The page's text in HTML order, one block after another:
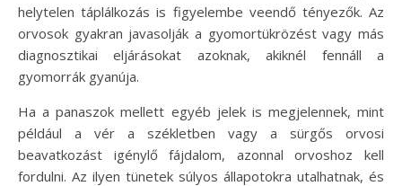
helytelen táplálkozás is figyelembe veendő tényezők. Az
orvosok gyakran javasolják a gyomortükrözést vagy más
diagnosztikai eljárásokat azoknak, akiknél fennáll a
gyomorrák gyanúja.
Ha a panaszok mellett egyéb jelek is megjelennek, mint
például a vér a székletben vagy a sürgős orvosi
beavatkozást igénylő fájdalom, azonnal orvoshoz kell
fordulni. Az ilyen tünetek súlyos állapotokra utalhatnak, és